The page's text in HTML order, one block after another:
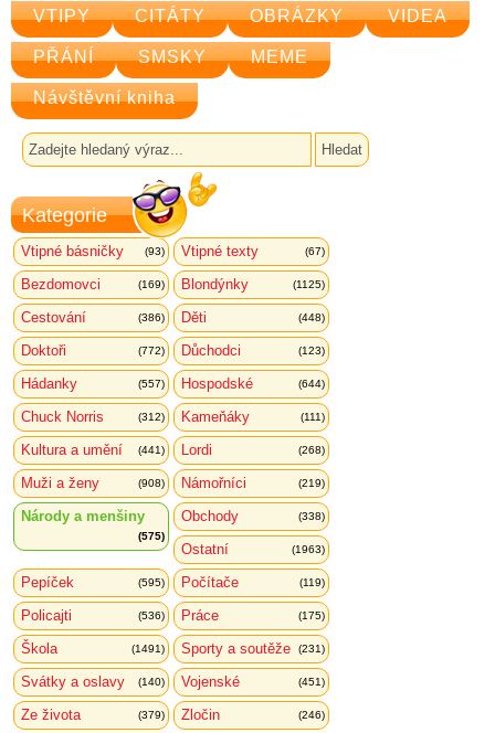
VTIPY CITÁTY OBRÁZKY VIDEA
PŘÁNÍ SMSKY MEME
Návštěvní kniha
Kategorie
Vtipné básničky (93) Vtipné texty (67)
Bezdomovci (169) Blondýnky (1125)
Cestování (386) Děti (448)
Doktoři (772) Důchodci (123)
Hádanky (557) Hospodské (644)
Chuck Norris (312) Kameňáky (111)
Kultura a umění (441) Lordi (268)
Muži a ženy (908) Námořníci (219)
Národy a menšiny
(575)
Obchody (338)
Ostatní (1963)
Pepíček (595) Počítače (119)
Policajti (536) Práce (175)
Škola (1491) Sporty a soutěže (231)
Svátky a oslavy (140) Vojenské (451)
Ze života (379) Zločin (246)